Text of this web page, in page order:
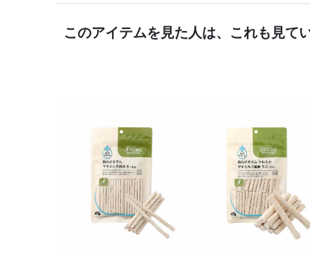
このアイテムを見た人は、これも見て